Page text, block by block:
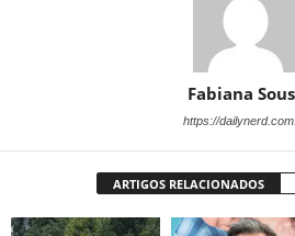
Fabiana
https://
ARTIGOS RELACIONADOS